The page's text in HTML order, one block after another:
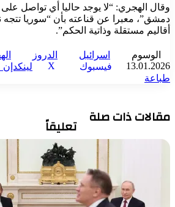
وقال الهجري: “لا يوجد حاليا أي تواصل
دمشق”، معبرا عن قناعته بأن “سوريا تتجه
أقاليم مستقلة وذاتية الحكم”.
الوسوم اسرائيل الدروز
13.01.2026
فيسبوك ‫X لينكدإن
طباعة
مقالات ذات صلة
تعليقاً